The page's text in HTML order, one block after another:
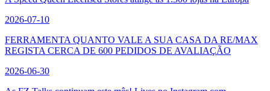
2026-07-10
FERRAMENTA QUANTO VALE A SUA CASA DA RE/MAX
REGISTA CERCA DE 600 PEDIDOS DE AVALIAÇÃO
2026-06-30